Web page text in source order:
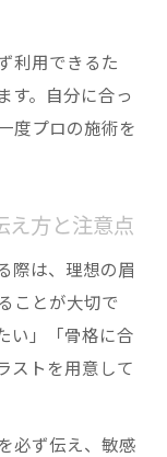
利用できるた
す。自分に合っ
度プロの施術を
え方と注意点
際は、理想の眉
ことが大切で
い」「骨格に合
ストを用意して
必ず伝え、敏感